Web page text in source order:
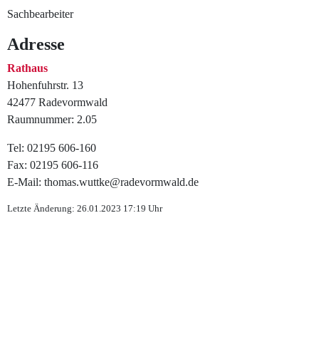
Sachbearbeiter
Adresse
Rathaus
Hohenfuhrstr. 13
42477 Radevormwald
Raumnummer: 2.05
Tel: 02195 606-160
Fax: 02195 606-116
E-Mail: thomas.wuttke@radevormwald.de
Letzte Änderung: 26.01.2023 17:19 Uhr